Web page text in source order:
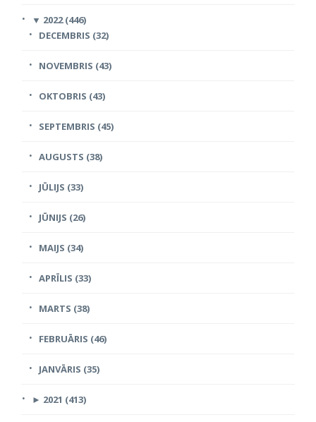
▼ 2022 (446)
DECEMBRIS (32)
NOVEMBRIS (43)
OKTOBRIS (43)
SEPTEMBRIS (45)
AUGUSTS (38)
JŪLIJS (33)
JŪNIJS (26)
MAIJS (34)
APRĪLIS (33)
MARTS (38)
FEBRUĀRIS (46)
JANVĀRIS (35)
► 2021 (413)